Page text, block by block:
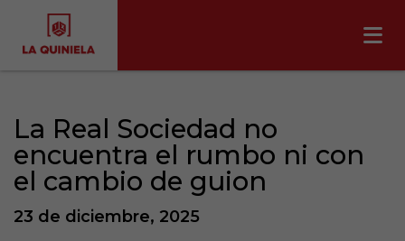
La Real Sociedad no
encuentra el rumbo ni con
el cambio de guion
23 de diciembre, 2025